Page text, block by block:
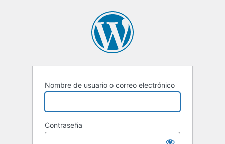
Nombre de usuario o correo electrónico
Contraseña